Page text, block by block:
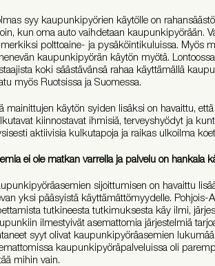
syy kaupunkipyörien käytölle on
kun oma auto vaihdetaan kaupunkipyörään.
polttoaine- ja pysäköintikuluissa. Myös
kaupunkipyörän käytön myötä.
koki säästävänsä rahaa käyttämällä
myös Ruotsissa ja Suomessa.
mainittujen käytön syiden lisäksi on havaittu,
kiinnostavat ihmisiä, terveyshyödyt ja
aktiivisia kulkutapoja ja raikas ulkoilma
ei ole matkan varrella ja palvelu on hankala
sijoittumisen on havaittu
yksi pääsyistä käyttämättömyydelle.
tutkineesta tutkimuksesta käy ilmi,
ilmestyivät asemattomia järjestelmiä
syyt olivat kaupunkipyöräasemien
kaupunkipyöräpalveluissa oli
mihin vain.